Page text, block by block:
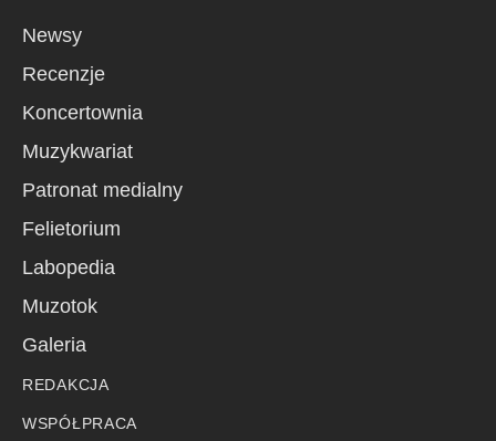
Newsy
Recenzje
Koncertownia
Muzykwariat
Patronat medialny
Felietorium
Labopedia
Muzotok
Galeria
REDAKCJA
WSPÓŁPRACA